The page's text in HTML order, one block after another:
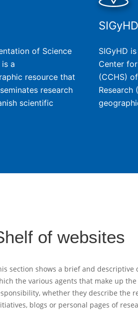
of Science
a
resource that
research
scientific
SIGyHD
SIGyHD
Center
(CCHS)
Research
of websites
section shows a brief and
the various agents that make up
whether they describe the
blogs or personal pages of